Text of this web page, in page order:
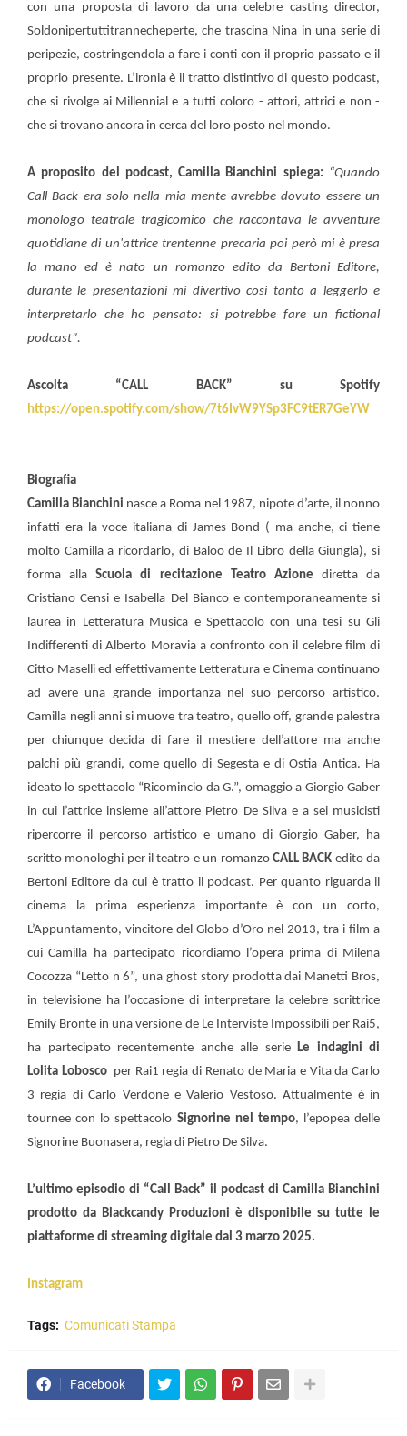
con una proposta di lavoro da una celebre casting director,
Soldonipertuttitrannecheperte, che trascina Nina in una serie di
peripezie, costringendola a fare i conti con il proprio passato e il
proprio presente. L’ironia è il tratto distintivo di questo podcast,
che si rivolge ai Millennial e a tutti coloro - attori, attrici e non -
che si trovano ancora in cerca del loro posto nel mondo.
A proposito del podcast, Camilla Bianchini spiega: “Quando
Call Back era solo nella mia mente avrebbe dovuto essere un
monologo teatrale tragicomico che raccontava le avventure
quotidiane di un'attrice trentenne precaria poi però mi è presa
la mano ed è nato un romanzo edito da Bertoni Editore,
durante le presentazioni mi divertivo così tanto a leggerlo e
interpretarlo che ho pensato: si potrebbe fare un fictional
podcast”.
Ascolta “CALL BACK” su Spotify
https://open.spotify.com/show/7t6IvW9YSp3FC9tER7GeYW
Biografia
Camilla Bianchini nasce a Roma nel 1987, nipote d’arte, il nonno
infatti era la voce italiana di James Bond ( ma anche, ci tiene
molto Camilla a ricordarlo, di Baloo de Il Libro della Giungla), si
forma allaScuola di recitazione Teatro Azione diretta da
Cristiano Censi e Isabella Del Bianco e contemporaneamente si
laurea in Letteratura Musica e Spettacolo con una tesi su Gli
Indifferenti di Alberto Moravia a confronto con il celebre film di
Citto Maselli ed effettivamente Letteratura e Cinema continuano
ad avere una grande importanza nel suo percorso artistico.
Camilla negli anni si muove tra teatro, quello off, grande palestra
per chiunque decida di fare il mestiere dell’attore ma anche
palchi più grandi, come quello di Segesta e di Ostia Antica. Ha
ideato lo spettacolo “Ricomincio da G.”, omaggio a Giorgio Gaber
in cui l’attrice insieme all’attore Pietro De Silva e a sei musicisti
ripercorre il percorso artistico e umano di Giorgio Gaber, ha
scritto monologhi per il teatro e un romanzo CALL BACK edito da
Bertoni Editore da cui è tratto il podcast. Per quanto riguarda il
cinema la prima esperienza importante è con un corto,
L’Appuntamento, vincitore del Globo d’Oro nel 2013, tra i film a
cui Camilla ha partecipato ricordiamo l’opera prima di Milena
Cocozza “Letto n 6”, una ghost story prodotta dai Manetti Bros,
in televisione ha l’occasione di interpretare la celebre scrittrice
Emily Bronte in una versione de Le Interviste Impossibili per Rai5,
ha partecipato recentemente anche alle serie Le indagini di
Lolita Lobosco per Rai1 regia di Renato de Maria e Vita da Carlo
3 regia di Carlo Verdone e Valerio Vestoso. Attualmente è in
tournee con lo spettacolo Signorine nel tempo, l’epopea delle
Signorine Buonasera, regia di Pietro De Silva.
L’ultimo episodio di “Call Back” il podcast di Camilla Bianchini
prodotto da Blackcandy Produzioni è disponibile su tutte le
piattaforme di streaming digitale dal 3 marzo 2025.
Instagram
Tags: Comunicati Stampa
Facebook